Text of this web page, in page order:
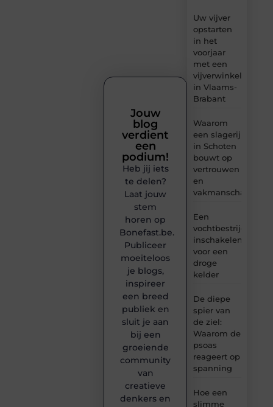
Uw vijver
opstarten
in het
voorjaar
met een
vijverwinkel
in Vlaams-
Brabant
Waarom
een slagerij
in Schoten
bouwt op
vertrouwen
en
vakmanschap
Een
inschakelen
voor een
droge
kelder
De diepe
spier van
de ziel:
Waarom de
psoas
reageert op
spanning
Hoe een
slimme
Jouw
blog
verdient
een
podium!
Heb jij iets
te delen?
Laat jouw
stem
horen op
Bonefast.be.
Publiceer
moeiteloos
je blogs,
inspireer
een breed
publiek en
sluit je aan
bij een
groeiende
community
van
creatieve
denkers en